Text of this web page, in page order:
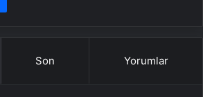
Son Yorumlar